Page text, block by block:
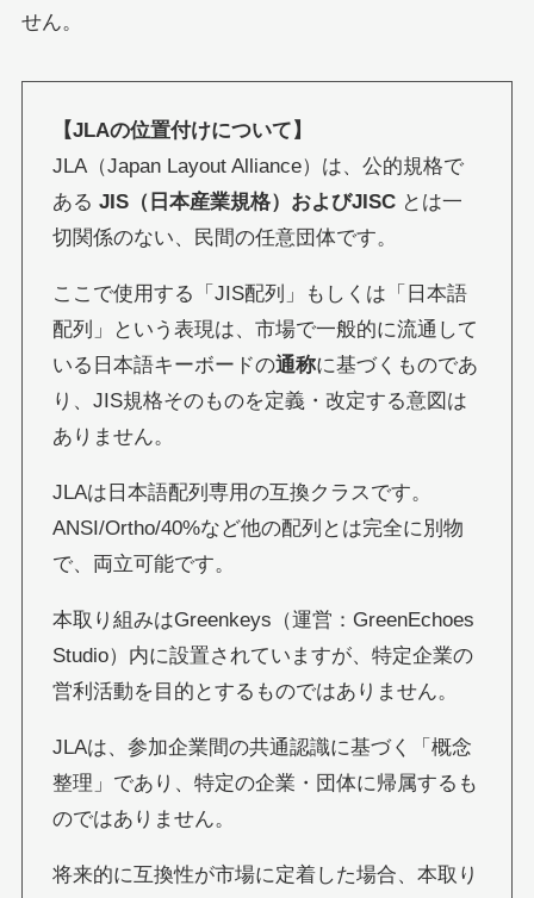
せん。
【JLAの位置付けについて】
JLA（Japan Layout Alliance）は、公的規格で
あるJIS（日本産業規格）およびJISC とは一
切関係のない、民間の任意団体です。
ここで使用する「JIS配列」もしくは「日本語
配列」という表現は、市場で一般的に流通して
いる日本語キーボードの通称に基づくものであ
り、JIS規格そのものを定義・改定する意図は
ありません。
JLAは日本語配列専用の互換クラスです。
ANSI/Ortho/40%など他の配列とは完全に別物
で、両立可能です。
本取り組みはGreenkeys（運営：GreenEchoes
Studio）内に設置されていますが、特定企業の
営利活動を目的とするものではありません。
JLAは、参加企業間の共通認識に基づく「概念
整理」であり、特定の企業・団体に帰属するも
のではありません。
将来的に互換性が市場に定着した場合、本取り